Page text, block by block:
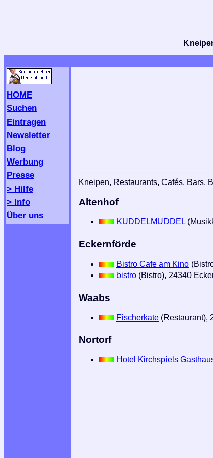
HOME
Suchen
Eintragen
Newsletter
Blog
Werbung
Presse
> Hilfe
> Info
Über uns
Kneipen, Restaurants, Cafés, Bars,
Altenhof
KUDDELMUDDEL
Eckernförde
Bistro Cafe am Kino
bistro (Bistro), 24340
Waabs
Fischerkate (Restaurant),
Nortorf
Hotel Kirchspiels